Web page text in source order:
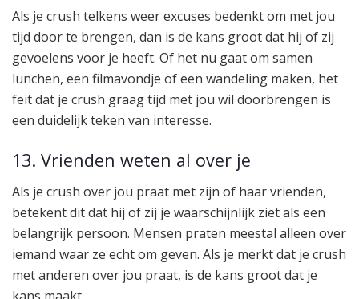
Als je crush telkens weer excuses bedenkt om met jou
tijd door te brengen, dan is de kans groot dat hij of zij
gevoelens voor je heeft. Of het nu gaat om samen
lunchen, een filmavondje of een wandeling maken, het
feit dat je crush graag tijd met jou wil doorbrengen is
een duidelijk teken van interesse.
13. Vrienden weten al over je
Als je crush over jou praat met zijn of haar vrienden,
betekent dit dat hij of zij je waarschijnlijk ziet als een
belangrijk persoon. Mensen praten meestal alleen over
iemand waar ze echt om geven. Als je merkt dat je crush
met anderen over jou praat, is de kans groot dat je